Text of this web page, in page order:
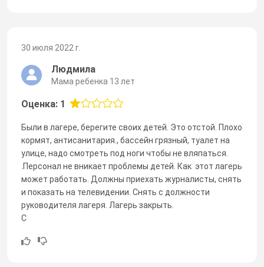
30 июля 2022 г.
Людмила
Мама ребенка 13 лет
Оценка: 1
Были в лагере, берегите своих детей. Это отстой. Плохо
кормят, антисанитария., бассейн грязный, туалет на
улице, надо смотреть под ноги чтобы не вляпаться.
.Персонал не вникает проблемы детей. Как этот лагерь
может работать. Должны приехать журналисты, снять
и показать на телевидении. Снять с должности
руководителя лагеря. Лагерь закрыть.
С